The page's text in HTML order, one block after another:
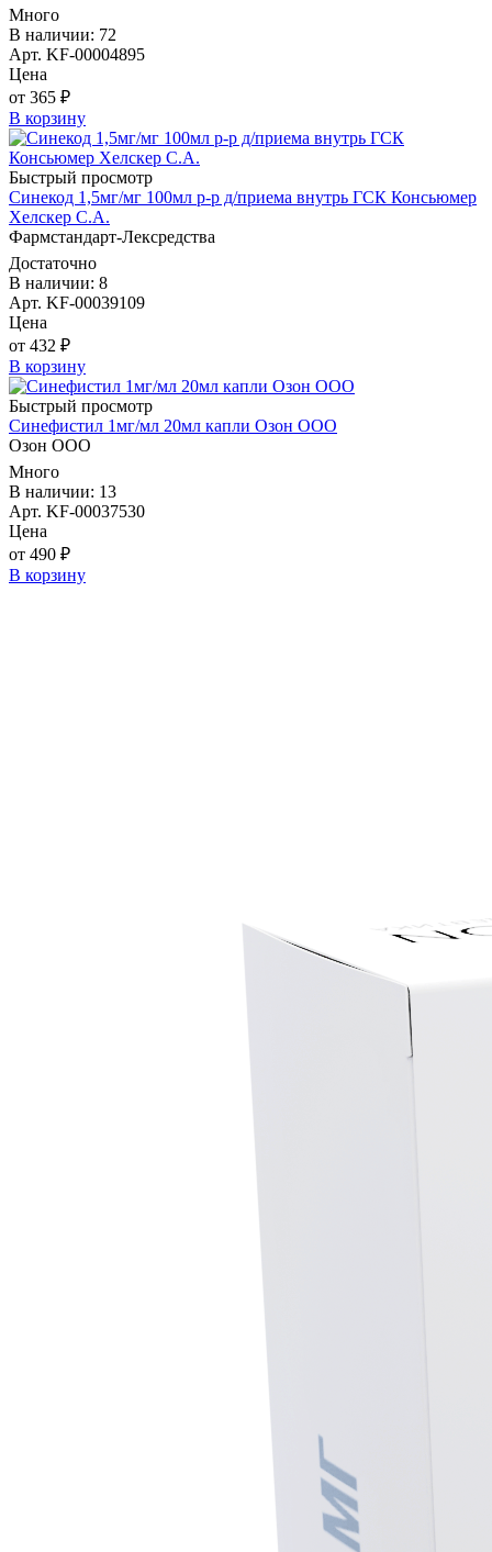
Много
В наличии: 72
Арт. KF-00004895
Цена
от 365 ₽
В корзину
Быстрый просмотр
Синекод 1,5мг/мг 100мл р-р д/приема внутрь ГСК Консьюмер
Хелскер С.А.
Фармстандарт-Лексредства
Достаточно
В наличии: 8
Арт. KF-00039109
Цена
от 432 ₽
В корзину
Быстрый просмотр
Синефистил 1мг/мл 20мл капли Озон ООО
Озон ООО
Много
В наличии: 13
Арт. KF-00037530
Цена
от 490 ₽
В корзину